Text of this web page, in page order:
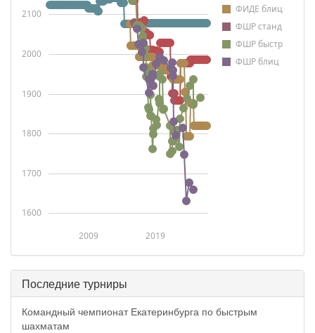
ФИДЕ блиц
ФШР станд
ФШР быстр
ФШР блиц
2009 2019
1600
1700
1800
1900
2000
2100
Последние турниры
Командный чемпионат Екатеринбурга по быстрым
шахматам